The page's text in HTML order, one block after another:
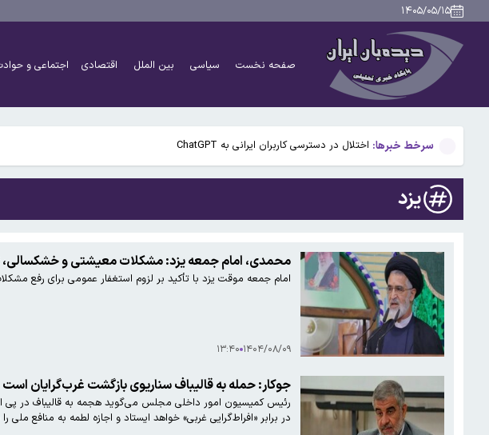
۱۴۰۵/۰۵/۱۵
صفحه نخست سیاسی بین الملل اقتصادی اجتماعی و
سرخط خبرها:
سخنگوی کمیسیون امنیت ملی: کریدور تحمیلی آمریکا در تنگه هرمز را نمی‌پذیریم
راز رنگ آبی در صندلی های هواپیما چیست؟
گوگل اسیستنت ماه آینده در اندروید غیرفعال و جمینای جایگزین آن می‌شود
اختلال در دسترسی کاربران ایرانی به ChatGPT
پنجره نقل‌وانتقالات استقلال بسته ماند؛ ثبت قرارداد بازیکنان ممنوع شد
راز رنگ آبی در صندلی های هواپیما چیست؟
گوگل اسیستنت ماه آینده در اندروید غیرفعال و جمینای جایگزین آن می‌شود
یزد
محمدی، امام جمعه یزد: مشکلات معیشتی و خشکسالی،
امام جمعه موقت یزد با تأکید بر لزوم استغفار عمومی برای رفع
۱۴۰۴/۰۸/۰۹ ۱۳:۴۰
جوکار: حمله به قالیباف سناریوی بازگشت غرب‌گرایان است
رئیس کمیسیون امور داخلی مجلس می‌گوید هجمه به قالیباف در پی
در برابر «افراط‌گرایی غربی» خواهد ایستاد و اجازه لطمه به منافع ملی